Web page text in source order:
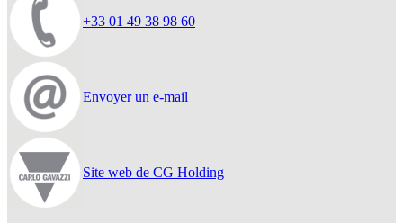
+33 01 49 38 98 60
Envoyer un e-mail
Site web de CG Holding